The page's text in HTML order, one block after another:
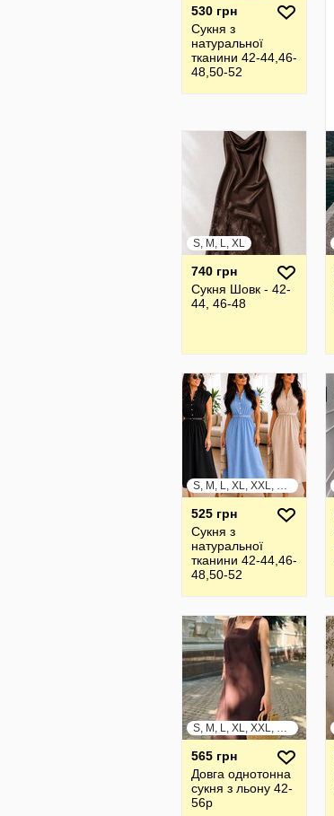
530 грн
Сукня з
натуральної
тканини 42-44,46-
48,50-52
S, M, L, XL
740 грн
Сукня Шовк - 42-
44, 46-48
S, M, L, XL, XXL, XXXL
525 грн
Сукня з
натуральної
тканини 42-44,46-
48,50-52
S, M, L, XL, XXL, XXXL
565 грн
Довга однотонна
сукня з льону 42-
56р